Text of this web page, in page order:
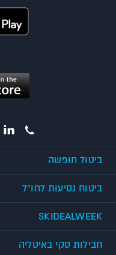
ביטול חופשה
ביטוח נסיעות לחו"ל
SKIDEALWEEK
חבילות סקי באיטליה